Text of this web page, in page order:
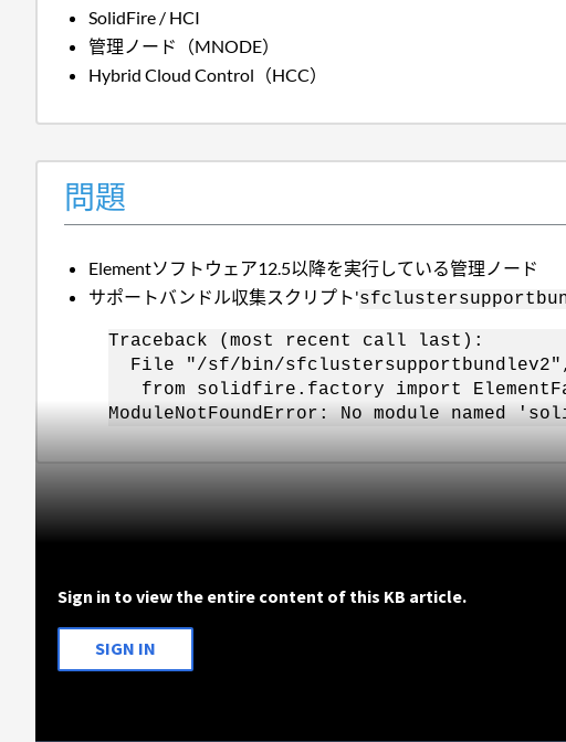
SolidFire / HCI
管理ノード（MNODE）
Hybrid Cloud Control（HCC）
問題
Elementソフトウェア12.5以降を実行している管理ノード
サポートバンドル収集スクリプト'
Traceback (most recent call last):
File "/sf/bin/
from solidfire.factory import
ModuleNotFoundError: No module named
Sign in to view the entire content of this KB article.
SIGN IN